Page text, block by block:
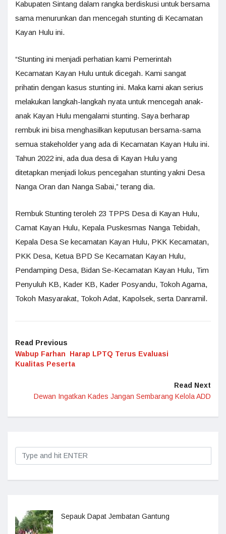
Kabupaten Sintang dalam rangka berdiskusi untuk bersama
sama menurunkan dan mencegah stunting di Kecamatan
Kayan Hulu ini.
“Stunting ini menjadi perhatian kami Pemerintah
Kecamatan Kayan Hulu untuk dicegah. Kami sangat
prihatin dengan kasus stunting ini. Maka kami akan serius
melakukan langkah-langkah nyata untuk mencegah anak-
anak Kayan Hulu mengalami stunting. Saya berharap
rembuk ini bisa menghasilkan keputusan bersama-sama
semua stakeholder yang ada di Kecamatan Kayan Hulu ini.
Tahun 2022 ini, ada dua desa di Kayan Hulu yang
ditetapkan menjadi lokus pencegahan stunting yakni Desa
Nanga Oran dan Nanga Sabai,” terang dia.
Rembuk Stunting teroleh 23 TPPS Desa di Kayan Hulu,
Camat Kayan Hulu, Kepala Puskesmas Nanga Tebidah,
Kepala Desa Se kecamatan Kayan Hulu, PKK Kecamatan,
PKK Desa, Ketua BPD Se Kecamatan Kayan Hulu,
Pendamping Desa, Bidan Se-Kecamatan Kayan Hulu, Tim
Penyuluh KB, Kader KB, Kader Posyandu, Tokoh Agama,
Tokoh Masyarakat, Tokoh Adat, Kapolsek, serta Danramil.
Read Previous
Wabup Farhan Harap LPTQ Terus Evaluasi
Kualitas Peserta
Read Next
Dewan Ingatkan Kades Jangan Sembarang Kelola ADD
Sepauk Dapat Jembatan Gantung